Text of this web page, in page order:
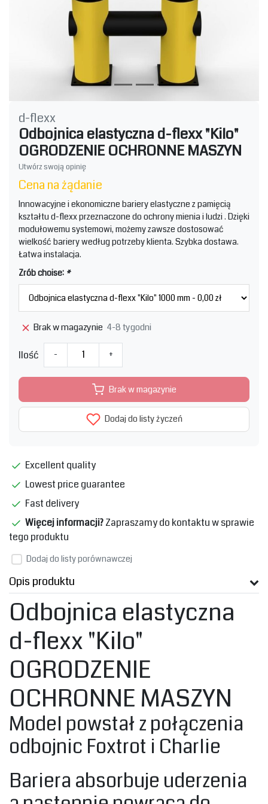
d-flexx
Odbojnica elastyczna d-flexx "Kilo"
OGRODZENIE OCHRONNE MASZYN
Utwórz swoją opinię
Cena na żądanie
Innowacyjne i ekonomiczne bariery elastyczne z pamięcią
kształtu d-flexx przeznaczone do ochrony mienia i ludzi . Dzięki
modułowemu systemowi, możemy zawsze dostosować
wielkość bariery według potrzeby klienta. Szybka dostawa.
Łatwa instalacja.
Zrób choise: *
Brak w magazynie 4-8 tygodni
Ilość - +
Brak w magazynie
Dodaj do listy życzeń
Excellent quality
Lowest price guarantee
Fast delivery
Więcej informacji?Zapraszamy do kontaktu w sprawie
tego produktu
Dodaj do listy porównawczej
Opis produktu
Odbojnica elastyczna
d-flexx "Kilo"
OGRODZENIE
OCHRONNE MASZYN
‎Model powstał z połączenia
odbojnic Foxtrot i Charlie
Bariera absorbuje uderzenia